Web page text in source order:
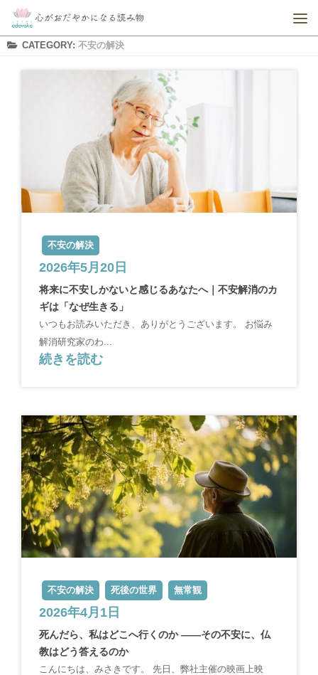
CATEGORY: 不安の解決
不安の解決
2026年5月20日
将来に不安しかないと感じるあなたへ｜不安解消のカ
ギは「なぜ生きる」
いつもお読みいただき、ありがとうございます。 お悩み
解消研究家のわ...
続きを読む
不安の解決 死後の世界 無常観
2026年4月1日
死んだら、私はどこへ行くのか ――その不安に、仏
教はどう答えるのか
こんにちは、みさきです。 先日、弊社主催の映画上映